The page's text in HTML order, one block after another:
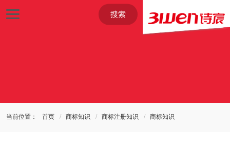
搜索
当前位置： 首页 商标知识 商标注册知识 商标知识